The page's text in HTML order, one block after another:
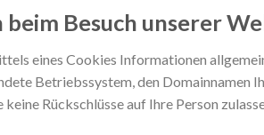
Besuch unserer
eines Cookies Informationen
Betriebssystem, den Domainnamen
Rückschlüsse auf Ihre Person